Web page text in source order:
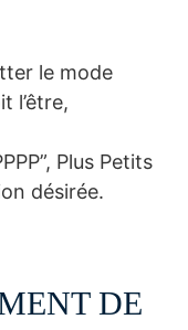
le mode
l’être,
Plus Petits
désirée.
DE